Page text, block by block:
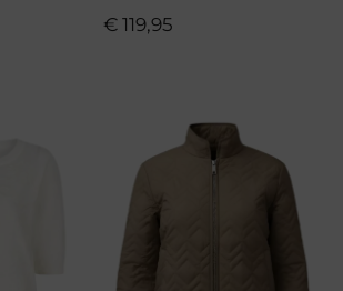
€ 119,95